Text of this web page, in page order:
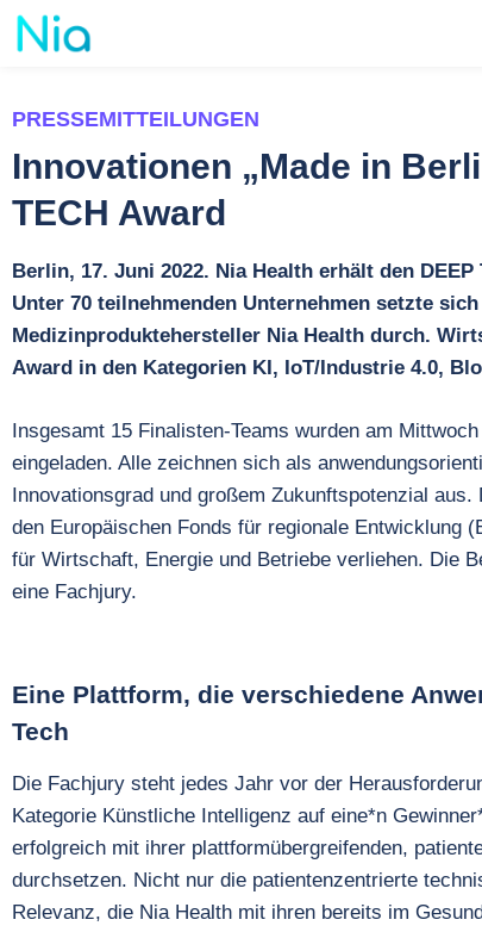
PRESSEMITTEILUNGEN
Innovationen „Made in
TECH Award
Berlin, 17. Juni 2022. Nia Health erhält den
Unter 70 teilnehmenden Unternehmen setzte
Medizinproduktehersteller Nia Health durch.
Award in den Kategorien KI, IoT/Industrie 4.0,
Insgesamt 15 Finalisten-Teams wurden am
eingeladen. Alle zeichnen sich als
Innovationsgrad und großem Zukunftspotenzial
den Europäischen Fonds für regionale Entwicklung
für Wirtschaft, Energie und Betriebe verliehen. Die
eine Fachjury.
Eine Plattform, die verschiedene
Tech
Die Fachjury steht jedes Jahr vor der
Kategorie Künstliche Intelligenz auf eine*n
erfolgreich mit ihrer plattformübergreifenden,
durchsetzen. Nicht nur die patientenzentrierte
Relevanz, die Nia Health mit ihren bereits im